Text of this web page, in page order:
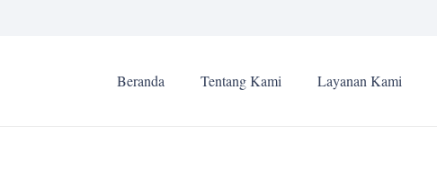
Beranda Tentang Kami Layanan Kami